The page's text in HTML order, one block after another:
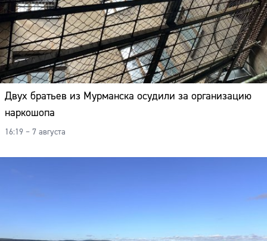
Двух братьев из Мурманска осудили за организацию
наркошопа
16:19 – 7 августа
Адрес:
Телефон: